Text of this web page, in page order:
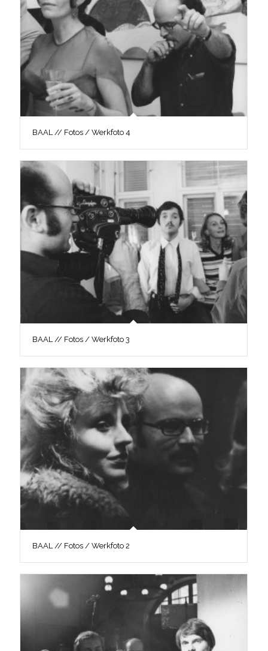
BAAL // Fotos / Werkfoto 4
BAAL // Fotos / Werkfoto 3
BAAL // Fotos / Werkfoto 2